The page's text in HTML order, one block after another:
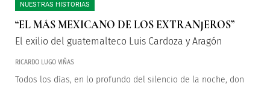
NUESTRAS HISTORIAS
“EL MÁS MEXICANO DE LOS EXTRANJEROS”
El exilio del guatemalteco Luis Cardoza y Aragón
RICARDO LUGO VIÑAS
Todos los días, en lo profundo del silencio de la noche, don